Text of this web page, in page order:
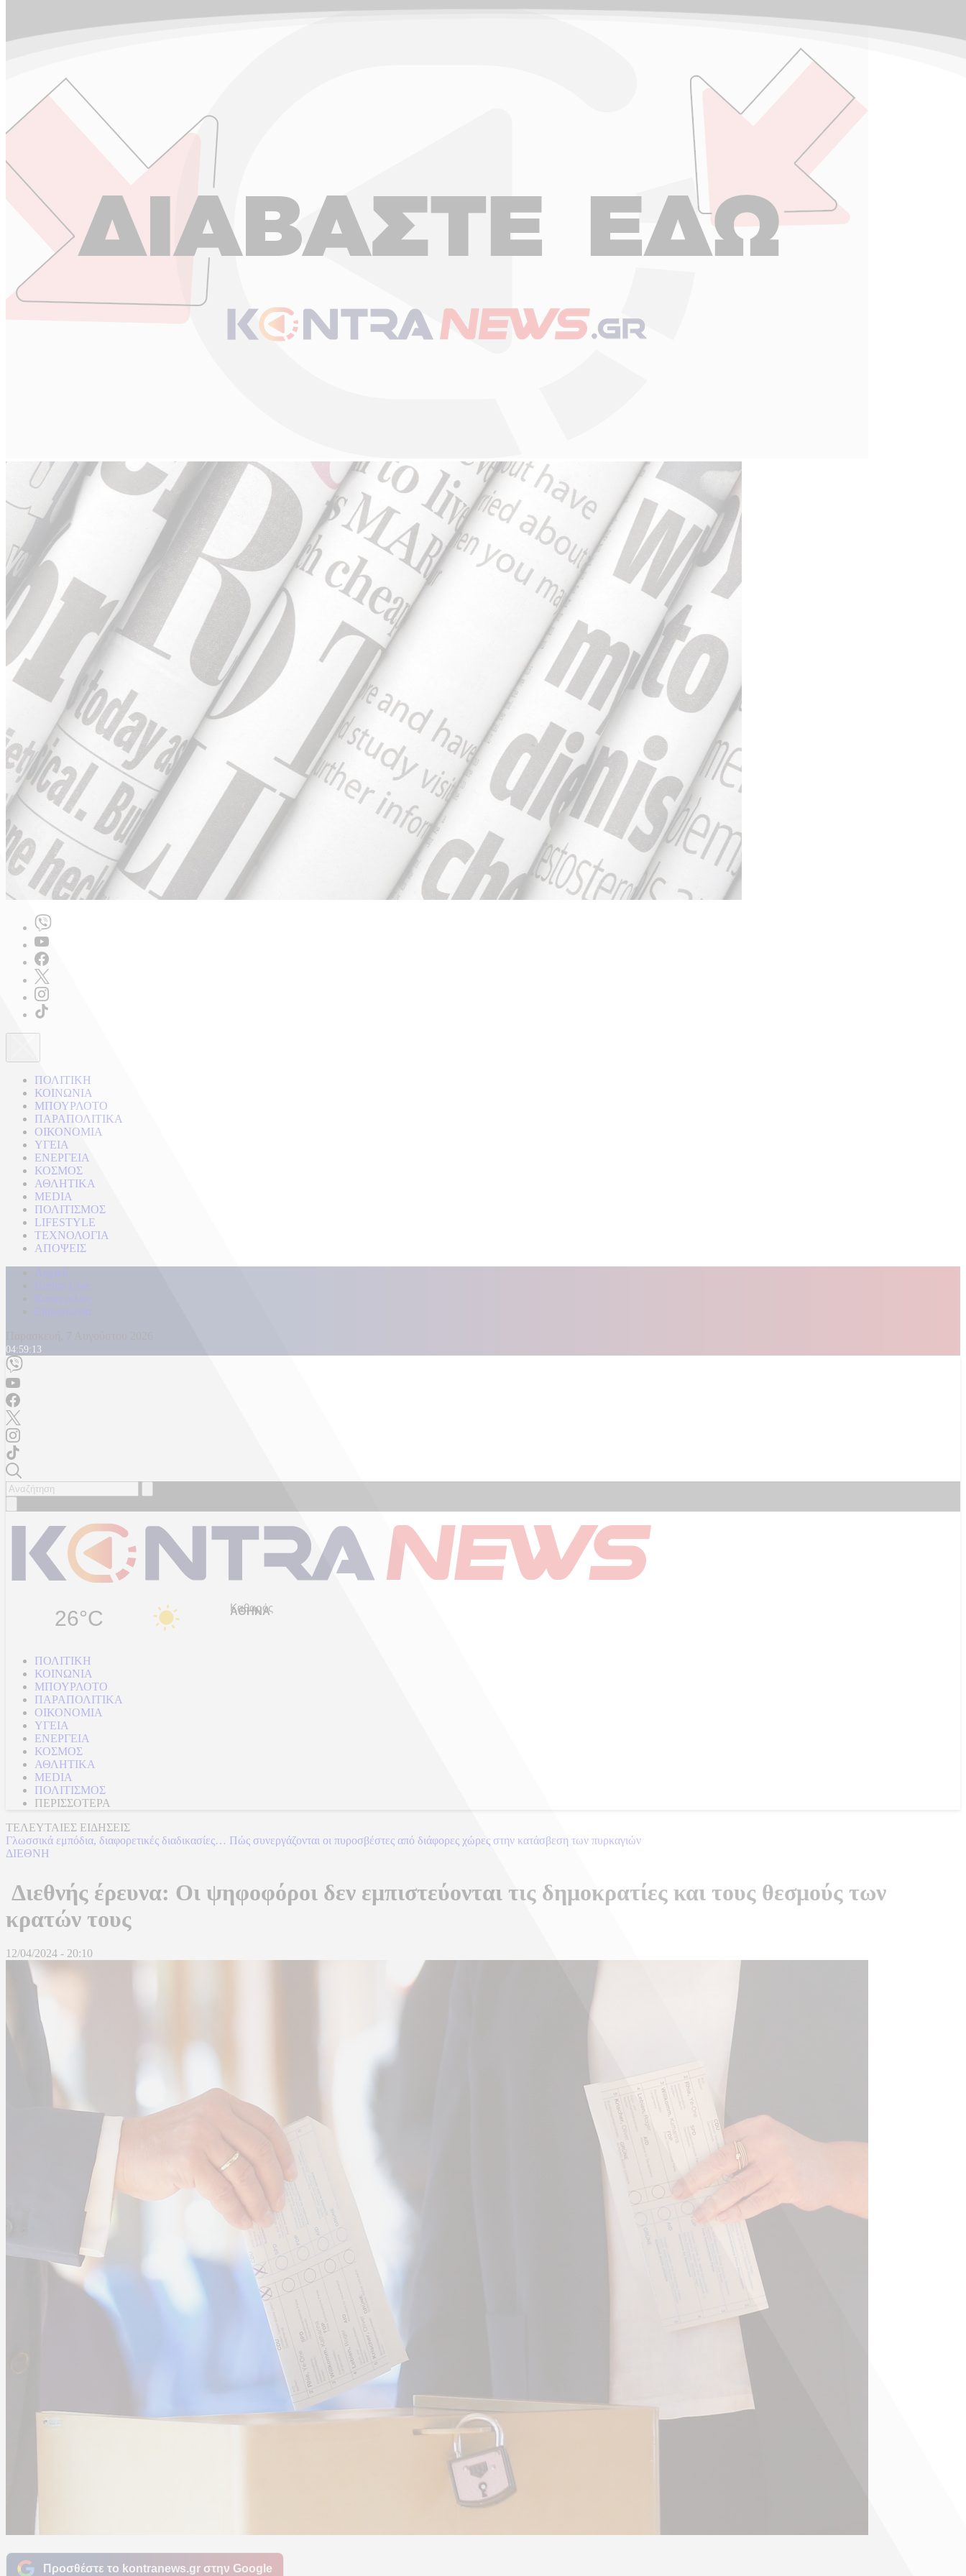
ΠΟΛΙΤΙΚΗ
ΚΟΙΝΩΝΙΑ
ΜΠΟΥΡΛΟΤΟ
ΠΑΡΑΠΟΛΙΤΙΚΑ
ΟΙΚΟΝΟΜΙΑ
ΥΓΕΙΑ
ΕΝΕΡΓΕΙΑ
ΚΟΣΜΟΣ
ΑΘΛΗΤΙΚΑ
MEDIA
ΠΟΛΙΤΙΣΜΟΣ
LIFESTYLE
ΤΕΧΝΟΛΟΓΙΑ
ΑΠΟΨΕΙΣ
Αρχική
Kontra Live
Καταγγελίες
Επικοινωνία
04:59:16
26°C Καθαρός
ΠΟΛΙΤΙΚΗ
ΚΟΙΝΩΝΙΑ
ΜΠΟΥΡΛΟΤΟ
ΠΑΡΑΠΟΛΙΤΙΚΑ
ΟΙΚΟΝΟΜΙΑ
ΥΓΕΙΑ
ΕΝΕΡΓΕΙΑ
ΚΟΣΜΟΣ
ΑΘΛΗΤΙΚΑ
MEDIA
ΠΟΛΙΤΙΣΜΟΣ
ΠΕΡΙΣΣΟΤΕΡΑ
ΤΕΛΕΥΤΑΙΕΣ ΕΙΔΗΣΕΙΣ
Γλωσσικά εμπόδια, διαφορετικές διαδικασίες… Πώς συνεργάζονται οι πυροσβέστες από διάφορες χώρες στην κατάσβεση των πυρκαγιών
ΔΙΕΘΝΗ
Διεθνής έρευνα: Οι ψηφοφόροι δεν εμπιστεύονται τις δημοκρατίες και τους θεσμούς των
κρατών τους
12/04/2024 - 20:10
Προσθέστε το kontranews.gr στην Google